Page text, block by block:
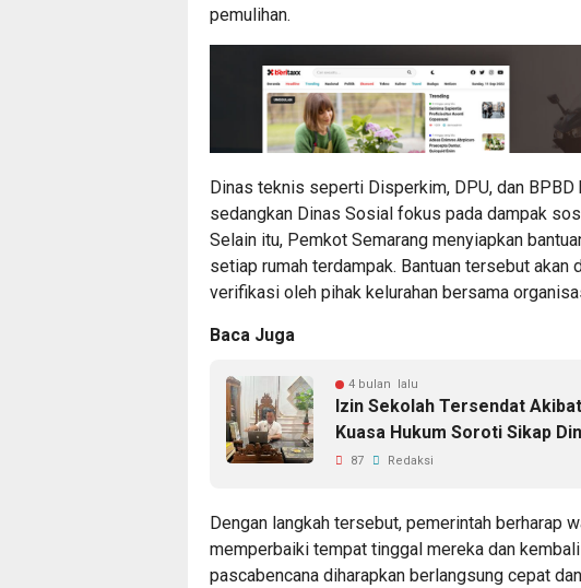
pemulihan.
Dinas teknis seperti Disperkim, DPU, dan
sedangkan Dinas Sosial fokus pada dampak
Selain itu, Pemkot Semarang menyiapkan
setiap rumah terdampak. Bantuan tersebut
verifikasi oleh pihak kelurahan bersama
Baca Juga
4 bulan lalu
Izin Sekolah Tersendat
Kuasa Hukum Soroti Sikap
87 Redaksi
Dengan langkah tersebut, pemerintah berharap
memperbaiki tempat tinggal mereka dan
pascabencana diharapkan berlangsung cepat